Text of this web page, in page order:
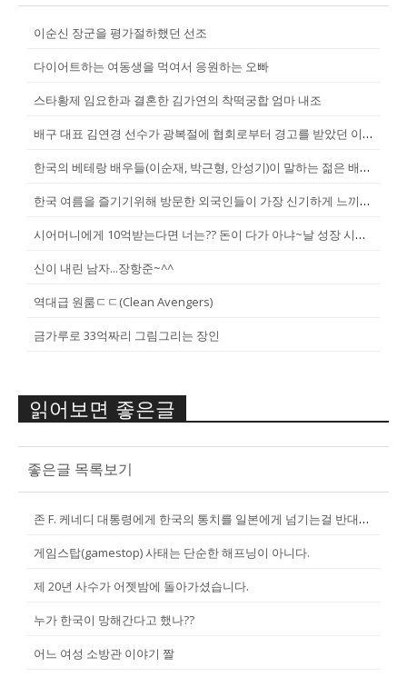
이순신 장군을 평가절하했던 선조
다이어트하는 여동생을 먹여서 응원하는 오빠
스타황제 임요한과 결혼한 김가연의 착떡궁합 엄마 내조
배구 대표 김연경 선수가 광복절에 협회로부터 경고를 받았던 이유
한국의 베테랑 배우들(이순재, 박근형, 안성기)이 말하는 젊은 배우들
한국 여름을 즐기기위해 방문한 외국인들이 가장 신기하게 느끼는 것(암내가...
시어머니에게 10억받는다면 너는?? 돈이 다가 아냐~날 성장 시켜줄 남자...
신이 내린 남자...장항준~^^
역대급 원룸ㄷㄷ(Clean Avengers)
금가루로 33억짜리 그림그리는 장인
읽어보면 좋은글
좋은글 목록보기
존 F. 케네디 대통령에게 한국의 통치를 일본에게 넘기는걸 반대한 펄벅 ...
게임스탑(gamestop) 사태는 단순한 해프닝이 아니다.
제 20년 사수가 어젯밤에 돌아가셨습니다.
누가 한국이 망해간다고 했나??
어느 여성 소방관 이야기 짤